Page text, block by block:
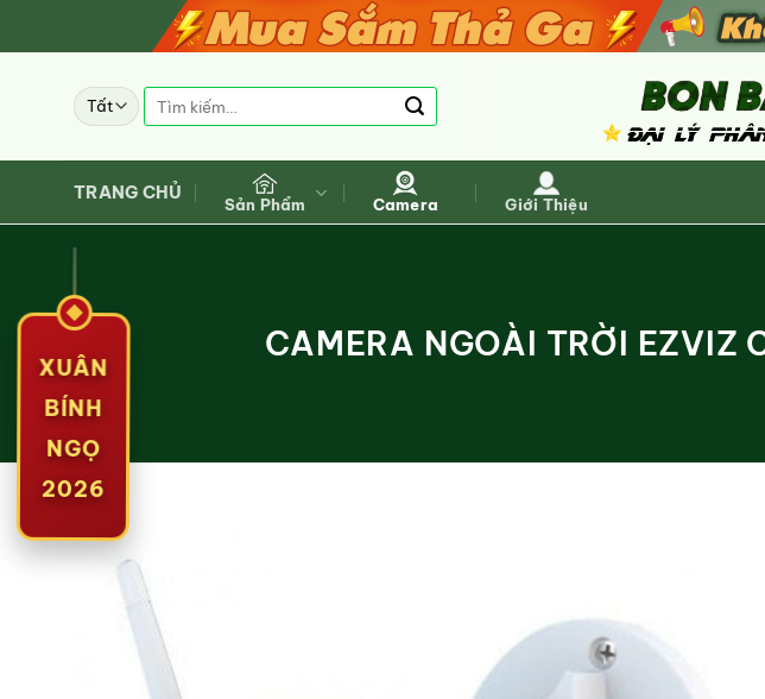
Tìm
kiếm:
TRANG CHỦ
Sản Phẩm Camera Giới Thiệu
CAMERA NGOÀI TRỜI EZVIZ
XUÂN
BÍNH
NGỌ
2026